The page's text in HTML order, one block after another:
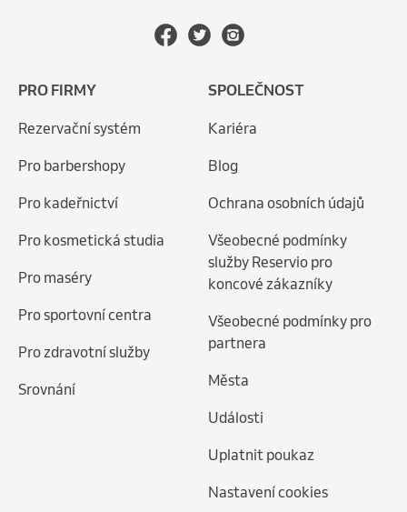
PRO FIRMY
Rezervační systém
Pro barbershopy
Pro kadeřnictví
Pro kosmetická studia
Pro maséry
Pro sportovní centra
Pro zdravotní služby
Srovnání
SPOLEČNOST
Kariéra
Blog
Ochrana osobních údajů
Všeobecné podmínky
služby Reservio pro
koncové zákazníky
Všeobecné podmínky pro
partnera
Města
Události
Uplatnit poukaz
Nastavení cookies